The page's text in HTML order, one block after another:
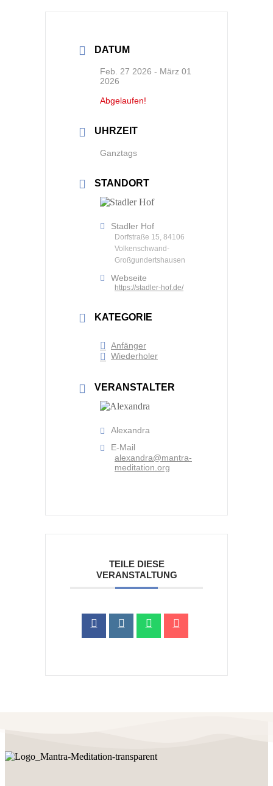
DATUM
Feb. 27 2026 - März 01
2026
Abgelaufen!
UHRZEIT
Ganztags
STANDORT
Stadler Hof
Dorfstraße 15, 84106
Volkenschwand-
Großgundertshausen
Webseite
https://stadler-hof.de/
KATEGORIE
Anfänger
Wiederholer
VERANSTALTER
Alexandra
E-Mail
alexandra@mantra-
meditation.org
TEILE DIESE
VERANSTALTUNG